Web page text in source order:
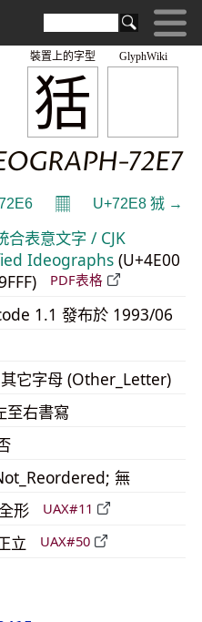
GlyphWiki
狧
裝置上的字型
72E7
𝄜 U+72E8 狨 →
合表意文字 / CJK
Ideographs (U+4E00
PDF表格
1.1 發布於 1993/06
它字母 (Other_Letter)
至右書寫
無
形 UAX#11
立 UAX#50